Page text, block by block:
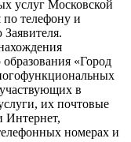
услуг Московской
по телефону и
«Город
в
их почтовые
Интернет,
номерах и